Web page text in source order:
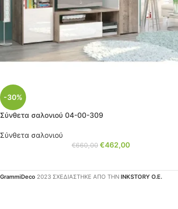
-30%
Σύνθετα σαλονιού 04-00-309
Σύνθετα σαλονιού
€660,00 €462,00
GrammiDeco 2023 ΣΧΕΔΙΑΣΤΗΚΕ ΑΠΟ ΤΗΝ INKSTORY Ο.Ε.